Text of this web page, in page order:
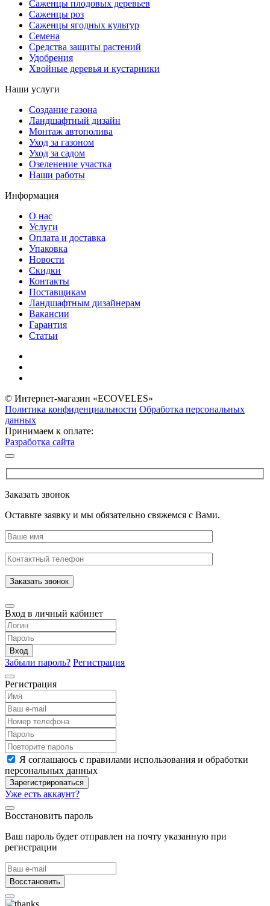
Саженцы плодовых деревьев
Саженцы роз
Саженцы ягодных культур
Семена
Средства защиты растений
Удобрения
Хвойные деревья и кустарники
Наши услуги
Создание газона
Ландшафтный дизайн
Монтаж автополива
Уход за газоном
Уход за садом
Озеленение участка
Наши работы
Информация
О нас
Услуги
Оплата и доставка
Упаковка
Новости
Скидки
Контакты
Поставщикам
Ландшафтным дизайнерам
Вакансии
Гарантия
Статьи
© Интернет-магазин «ECOVELES»
Политика конфиденциальности Обработка персональных
данных
Принимаем к оплате:
Разработка сайта
Заказать звонок
Оставьте заявку и мы обязательно свяжемся с Вами.
Заказать звонок
Вход в личный кабинет
Вход
Забыли пароль? Регистрация
Регистрация
Я соглашаюсь с правилами использования и обработки
персональных данных
Зарегистрироваться
Уже есть аккаунт?
Восстановить пароль
Ваш пароль будет отправлен на почту указанную при
регистрации
Восстановить